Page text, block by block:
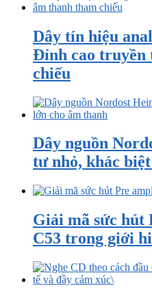
Dây tín hiệu
Đỉnh cao truyền
chiếu
Dây nguồn
tư nhỏ, khác
Giải mã sức hút
C53 trong giới